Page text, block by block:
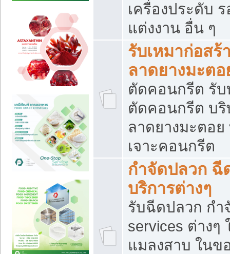
เครื่องประดับ ร
แต่งงาน อื่น ๆ
รับเหมาก่อส
ลาดยางมะต
ตัดคอนกรีต รับ
ตัดคอนกรีต บริ
ลาดยางมะตอ
เจาะคอนกรีต
กำจัดปลวก ฉี
บริการต่างๆ
รับฉีดปลวก กำ
services ต่าง
แมลงสาบ ใน